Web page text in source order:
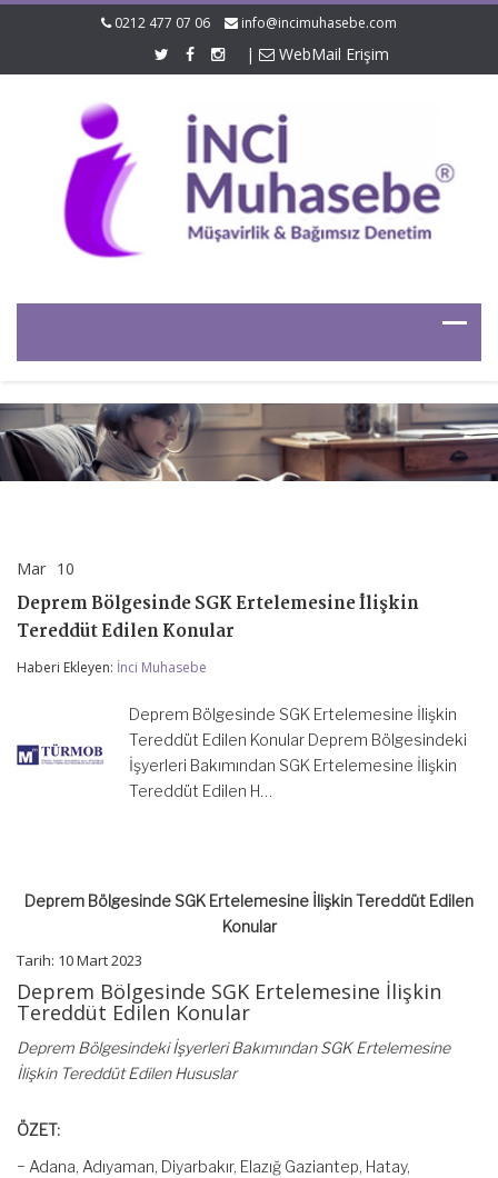
0212 477 07 06 info@incimuhasebe.com
| WebMail Erişim
Mar 10
SGK
Ertelemesine
Tereddüt
Deprem Bölgesinde SGK Ertelemesine İlişkin
Tereddüt Edilen Konular
Haberi Ekleyen: İnci Muhasebe
Deprem Bölgesinde SGK Ertelemesine İlişkin
Tereddüt Edilen Konular Deprem Bölgesindeki
İşyerleri Bakımından SGK Ertelemesine İlişkin
Tereddüt Edilen H…
Deprem Bölgesinde SGK Ertelemesine İlişkin Tereddüt Edilen
Konular
Tarih: 10 Mart 2023
Deprem Bölgesinde SGK Ertelemesine İlişkin
Tereddüt Edilen Konular
Deprem Bölgesindeki İşyerleri Bakımından SGK Ertelemesine
İlişkin Tereddüt Edilen Hususlar
ÖZET:
− Adana, Adıyaman, Diyarbakır, Elazığ Gaziantep, Hatay,